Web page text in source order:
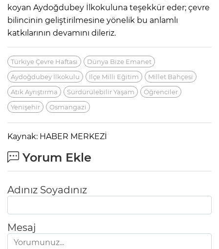
koyan Aydoğdubey İlkokuluna teşekkür eder; çevre
bilincinin geliştirilmesine yönelik bu anlamlı
katkılarının devamını dileriz.
Türkiye Çevre Haftası
Dünya Bize Emanet
Aydoğdubey İlkokulu
İlçe Milli Eğitim
Millet Bahçesi
Atık Ayrıştırma
Sürdürülebilir Yaşam
Öğrenciler
Yenişehir
Osmangazi
Kaynak: HABER MERKEZİ
Yorum Ekle
Adınız Soyadınız
Mesaj